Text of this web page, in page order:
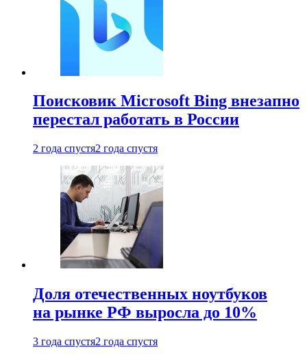
Поисковик Microsoft Bing внезапно
перестал работать в России
2 года спустя2 года спустя
Доля отечественных ноутбуков
на рынке РФ выросла до 10%
3 года спустя2 года спустя